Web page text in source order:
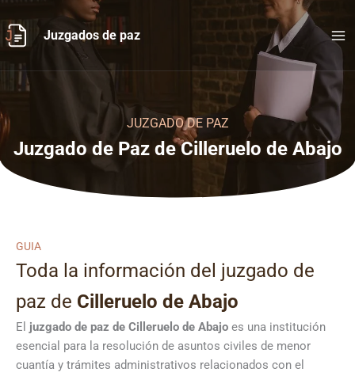
al
contenido
Juzgados de paz
JUZGADO DE PAZ
Juzgado de Paz de Cilleruelo de Abajo
GUIA
Toda la información del juzgado de
paz de Cilleruelo de Abajo
El juzgado de paz de Cilleruelo de Abajo es una institución
esencial para la resolución de asuntos civiles de menor
cuantía y trámites administrativos relacionados con el